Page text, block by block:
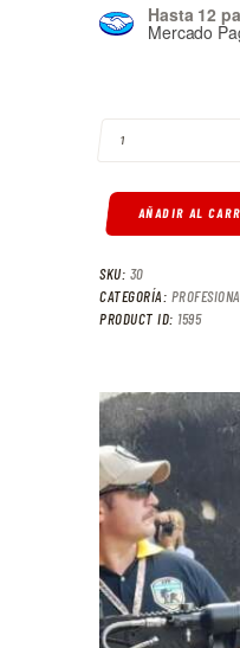
Hasta 12
Mercado
AÑADIR AL
SKU: 30
CATEGORÍA:
PRODUCT ID: 1595